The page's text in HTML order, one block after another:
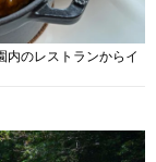
内のレストランからイ